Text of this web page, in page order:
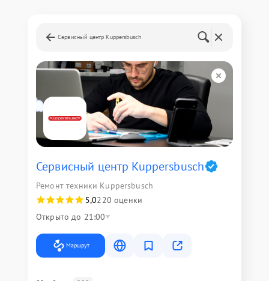
Сервисный центр Kuppersbusch
Сервисный центр Kuppersbusch
Ремонт техники Kuppersbusch
5,0220 оценки
Открыто до 21:00
Маршрут